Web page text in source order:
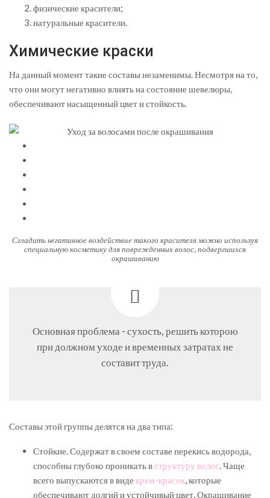
физические красители;
натуральные красители.
Химические краски
На данный момент такие составы незаменимы. Несмотря на то,
что они могут негативно влиять на состояние шевелюры,
обеспечивают насыщенный цвет и стойкость.
Сгладить негативное воздействие такого красителя можно используя
специальную косметику для поврежденных волос, подвергшихся
окрашиванию
Основная проблема - сухость, решить которою
при должном уходе и временных затратах не
составит труда.
Составы этой группы делятся на два типа:
Стойкие. Содержат в своем составе перекись водорода,
способны глубоко проникать вструктуру волос. Чаще
всего выпускаются в виде крем-красок, которые
обеспечивают долгий и устойчивый цвет. Окрашивание